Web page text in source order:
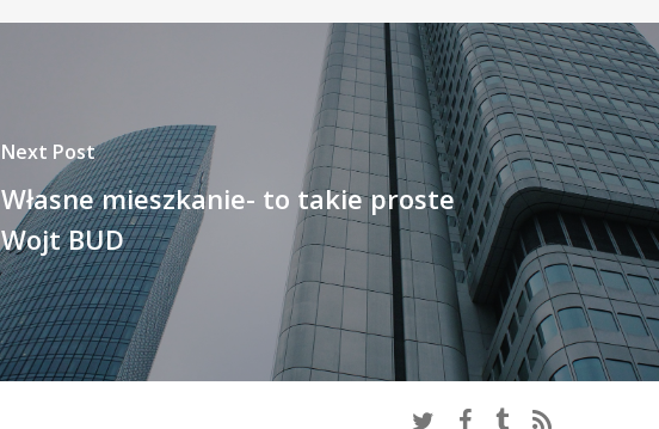
Next Post
Własne mieszkanie- to takie proste
Wojt BUD
twitter facebooktumblrRSS